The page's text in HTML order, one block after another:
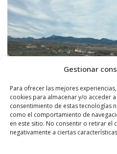
Gestionar
Para ofrecer las mejores
cookies para almacenar y/o acceder
consentimiento de estas tecnologías
como el comportamiento de
en este sitio. No consentir o retirar el
negativamente a ciertas
POR RADIO HARO 17 ENERO, 2016
El temporal de frío y